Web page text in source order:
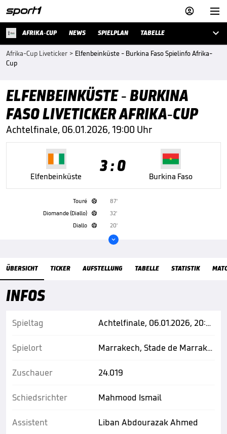


AFRIKA-CUP NEWS SPIELPLAN TABELLE 
Afrika-Cup Liveticker > Elfenbeinküste - Burkina Faso Spielinfo Afrika-
Cup
ELFENBEINKÜSTE - BURKINA
FASO LIVETICKER AFRIKA-CUP
Achtelfinale, 06.01.2026, 19:00 Uhr
Elfenbeinküste
3 : 0
Burkina Faso
Touré 
87'
Diomande (Diallo)

32'
Diallo
 20'

ÜBERSICHT TICKER AUFSTELLUNG TABELLE STATISTIK
Übersicht
INFOS
Spieltag
Spielort
Zuschauer
Schiedsrichter
Assistent
Achtelfinale, 06.01.2026, 20:00 Uhr
Marrakech, Stade de Marrakech
24.019
Mahmood Ismail
Liban Abdourazak Ahmed